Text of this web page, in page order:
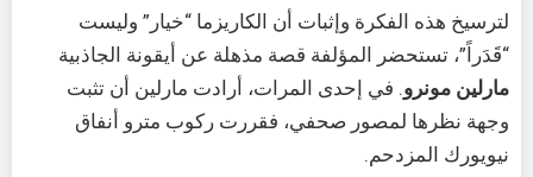
لترسيخ هذه الفكرة وإثبات أن الكاريزما “خيار” وليست
“قَدَراً”، تستحضر المؤلفة قصة مذهلة عن أيقونة الجاذبية
مارلين مونرو. في إحدى المرات، أرادت مارلين أن تثبت
وجهة نظرها لمصور صحفي، فقررت ركوب مترو أنفاق
نيويورك المزدحم.